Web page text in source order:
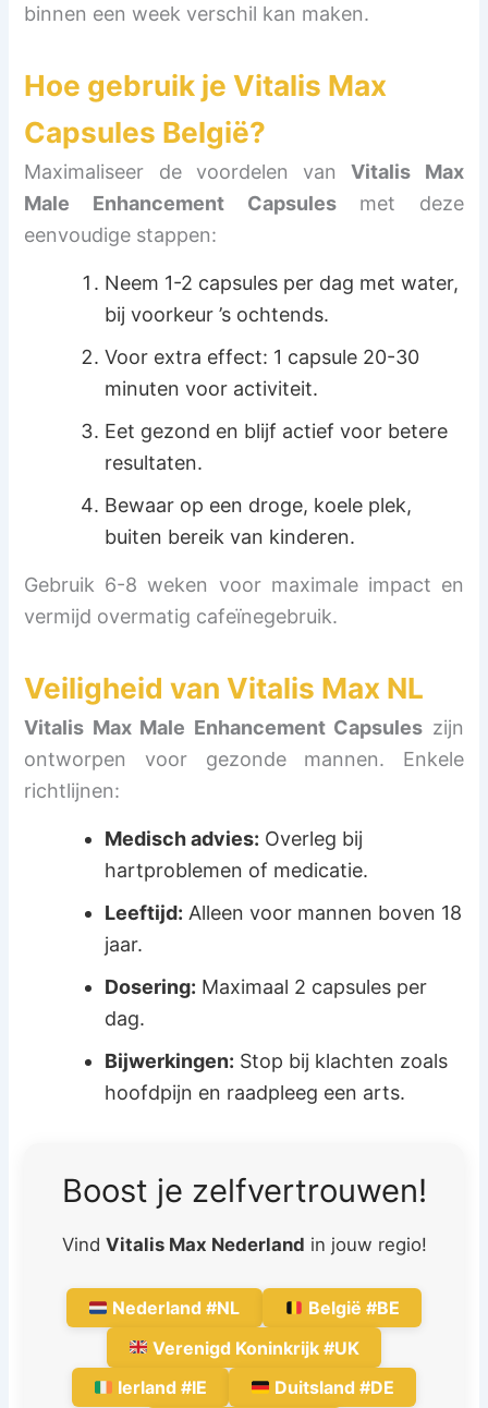
binnen een week verschil kan maken.
Hoe gebruik jeVitalis Max
Capsules België?
Maximaliseer de voordelen vanVitalis Max
Male Enhancement Capsulesmet deze
eenvoudige stappen:
Neem 1-2 capsules per dag met water,
bij voorkeur ’s ochtends.
Voor extra effect: 1 capsule 20-30
minuten voor activiteit.
Eet gezond en blijf actief voor betere
resultaten.
Bewaar op een droge, koele plek,
buiten bereik van kinderen.
Gebruik 6-8 weken voor maximale impact en
vermijd overmatig cafeïnegebruik.
Veiligheid vanVitalis Max NL
Vitalis Max Male Enhancement Capsules zijn
ontworpen voor gezonde mannen. Enkele
richtlijnen:
Medisch advies: Overleg bij
hartproblemen of medicatie.
Leeftijd: Alleen voor mannen boven 18
jaar.
Dosering: Maximaal 2 capsules per
dag.
Bijwerkingen: Stop bij klachten zoals
hoofdpijn en raadpleeg een arts.
Boost je zelfvertrouwen!
Vind Vitalis Max Nederland in jouw regio!
Nederland #NL
België #BE
Verenigd Koninkrijk #UK
Ierland #IE
Duitsland #DE